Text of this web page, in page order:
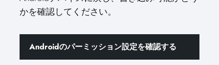
かを確認してください。
Androidのパーミッション設定を確認する